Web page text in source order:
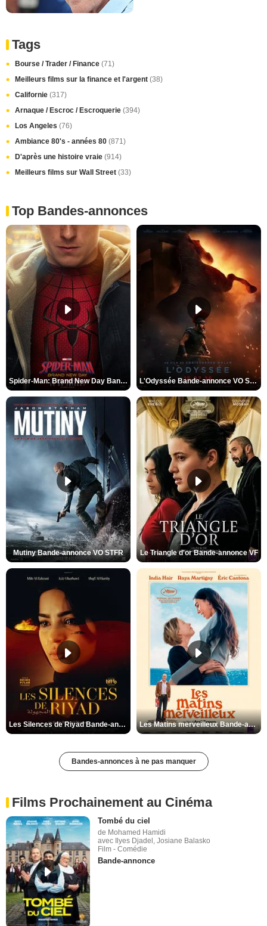
Tags
Bourse / Trader / Finance (71)
Meilleurs films sur la finance et l'argent (38)
Californie (317)
Arnaque / Escroc / Escroquerie (394)
Los Angeles (76)
Ambiance 80's - années 80 (871)
D'après une histoire vraie (914)
Meilleurs films sur Wall Street (33)
Top Bandes-annonces
Spider-Man: Brand New Day Bande-annonce VO STFR L'Odyssée Bande-annonce VO STFR
Mutiny Bande-annonce VO STFR Le Triangle d'or Bande-annonce VF
Les Silences de Riyad Bande-annonce VO STFR Les Matins merveilleux Bande-annonce VF
Bandes-annonces à ne pas manquer
Films Prochainement au Cinéma
Tombé du ciel
de Mohamed Hamidi
avec Ilyes Djadel, Josiane Balasko
Film - Comédie
Bande-annonce